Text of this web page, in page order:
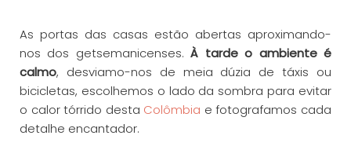
As portas das casas estão abertas aproximando-
nos dos getsemanicenses.À tarde o ambiente é
calmo, desviamo-nos de meia dúzia de táxis ou
bicicletas, escolhemos o lado da sombra para evitar
o calor tórrido desta Colômbia e fotografamos cada
detalhe encantador.